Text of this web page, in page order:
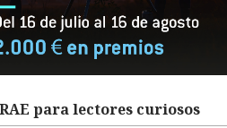
para lectores curiosos